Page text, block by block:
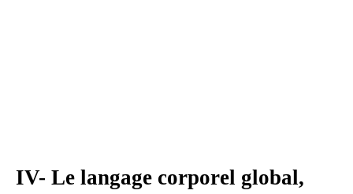
IV- Le langage corporel global,